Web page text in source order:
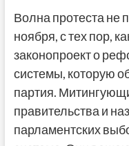
Волна протеста не
ноября, с тех пор,
законопроект о
системы, которую
партия.
правительства и
парламентских